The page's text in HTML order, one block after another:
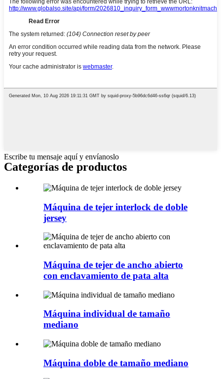
Escribe tu mensaje aquí y envíanoslo
Categorías de productos
Máquina de tejer interlock de doble
jersey
Máquina de tejer de ancho abierto
con enclavamiento de pata alta
Máquina individual de tamaño
mediano
Máquina doble de tamaño mediano